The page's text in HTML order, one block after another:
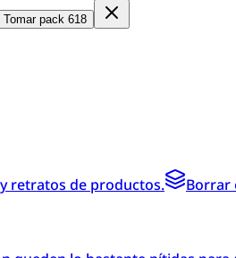
Tomar pack 618
retratos de productos. Borrar